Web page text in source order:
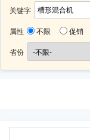
关键字
属性 不限 促销
省份